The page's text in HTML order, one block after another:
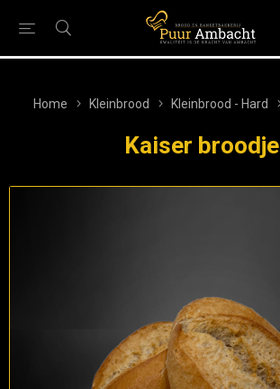
Home Kleinbrood Kleinbrood - Hard
Kaiser broodje